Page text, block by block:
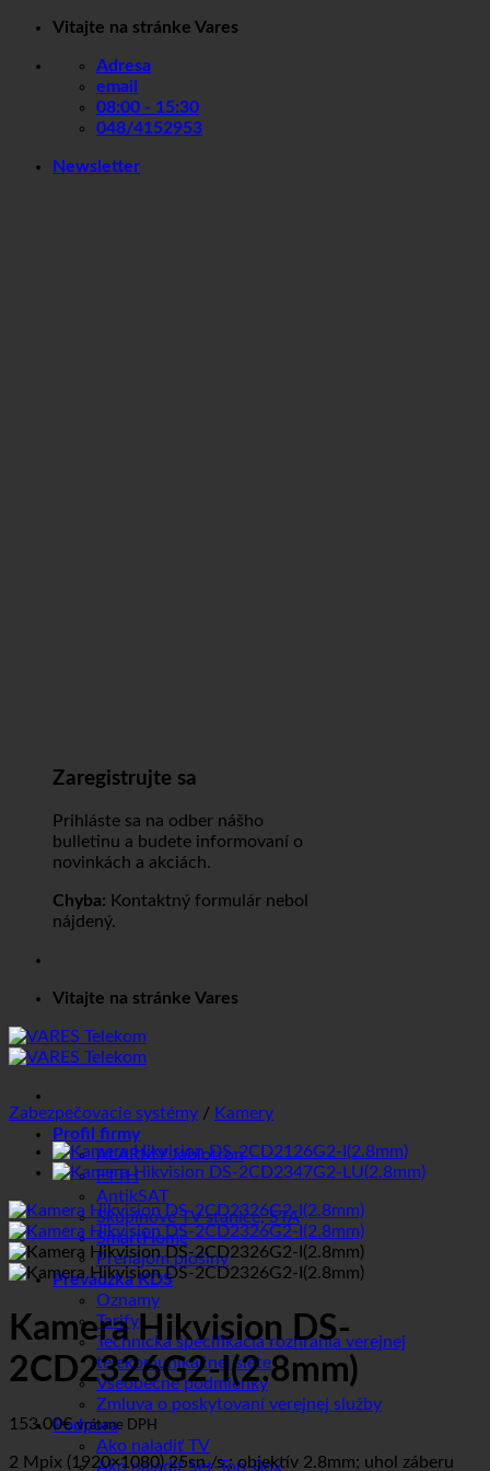
Skip
content
Vitajte na stránke Vares
Adresa
email
08:00 - 15:30
048/4152953
Newsletter
Zaregistrujte sa
Prihláste sa na odber nášho
bulletinu a budete informovaní o
novinkách a akciách.
Chyba: Kontaktný formulár nebol
nájdený.
Vitajte na stránke Vares
Profil firmy
ALARMY Jablotron
FTTH
AntikSAT
Skupinové TV stanice, STA
SmartHome
Prenájom plošiny
Prevádzka KDS
Oznamy
Tarify
Technická špecifikácia rozhrania verejnej
telekomunikačnej siete
Všeobecné podmienky
Zmluva o poskytovaní verejnej služby
Podpora
Ako naladiť TV
Ako naladiť Set-Top-Box
Zabezpečovacie systémy / Kamery
Kamera Hikvision DS-
2CD2326G2-I(2.8mm)
153.00€ vrátane DPH
2 Mpix (1920×1080) 25sn./s.; objektív 2.8mm; uhol záberu